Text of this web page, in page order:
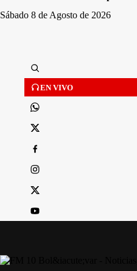
Sábado 8 de Agosto de 2026
EN VIVO